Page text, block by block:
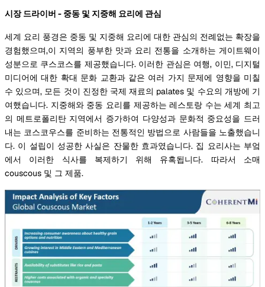
시장 드라이버 - 중동 및 지중해 요리에 관심
세계 요리 풍경은 중동 및 지중해 요리에 대한 관심의 전례없는 확장을
경험했으며,이 지역의 풍부한 맛과 요리 전통을 소개하는 게이트웨이
성분으로 쿠스코스를 제공했습니다. 이러한 관심은 여행, 이민, 디지털
미디어에 대한 확대 문화 교환과 같은 여러 가지 문제에 영향을 미칠
수 있으며, 모든 것이 진정한 국제 재료의 palates 및 수요의 개방에 기
여했습니다. 지중해와 중동 요리를 제공하는 레스토랑 수는 세계 최고
의 메트로폴리탄 지역에서 증가하여 다양성과 문화적 중요성을 드러
내는 코스코우스를 준비하는 전통적인 방법으로 사람들을 노출했습니
다. 이 설립이 성공한 사실은 잔물한 효과였습니다. 집 요리사는 부엌
에서 이러한 식사를 복제하기 위해 유혹됩니다. 따라서 소매
couscous 및 그 제품.